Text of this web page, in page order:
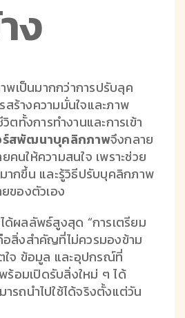
ง
เป็นมากกว่าการปรับลุค
ร้างความมั่นใจและภาพ
ทั้งการทำงานและการเข้า
ร์สพัฒนาบุคลิกภาพจึงกลาย
คนให้ความสนใจ เพราะช่วย
ากขึ้น และรู้วิธีปรับบุคลิกภาพ
ยของตัวเอง
ด้ผลลัพธ์สูงสุด “การเตรียม
อสิ่งสำคัญที่ไม่ควรมองข้าม
ใจ ข้อมูล และอุปกรณ์ที่
ร้อมเปิดรับสิ่งใหม่ ๆ ได้
ารถนำไปใช้ได้จริงตั้งแต่วัน